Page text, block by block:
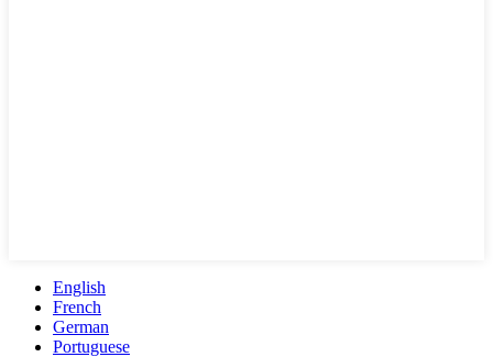
English
French
German
Portuguese